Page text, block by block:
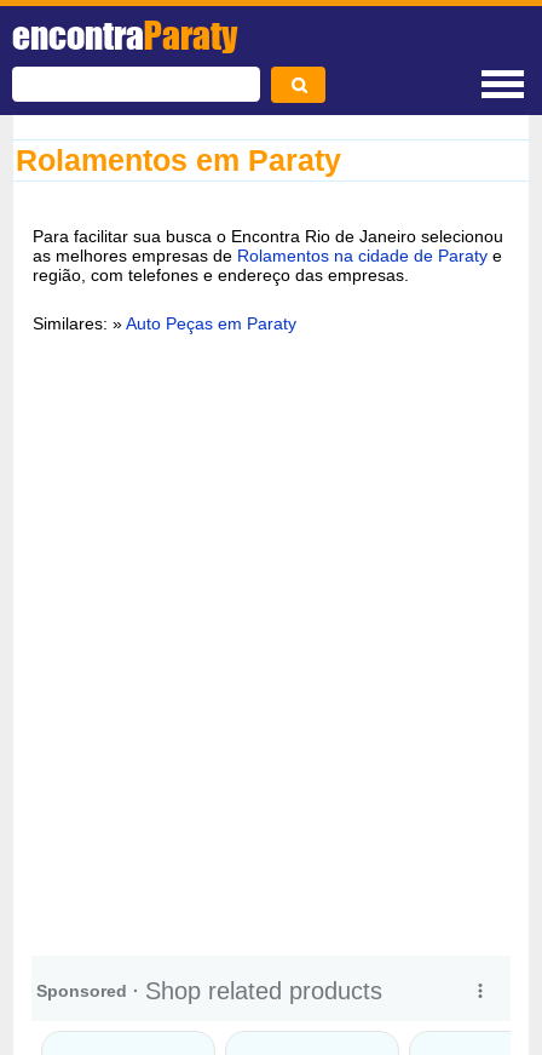
encontraParaty
Rolamentos em Paraty
Para facilitar sua busca o Encontra Rio de Janeiro selecionou
as melhores empresas de Rolamentos na cidade de Paraty e
região, com telefones e endereço das empresas.
Similares: »Auto Peças em Paraty